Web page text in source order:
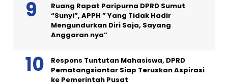
Ruang Rapat Paripurna DPRD Sumut
“Sunyi”, APPH ” Yang Tidak Hadir
Mengundurkan Diri Saja, Sayang
Anggaran nya”
Respons Tuntutan Mahasiswa, DPRD
Pematangsiantar Siap Teruskan Aspirasi
ke Pemerintah Pusat